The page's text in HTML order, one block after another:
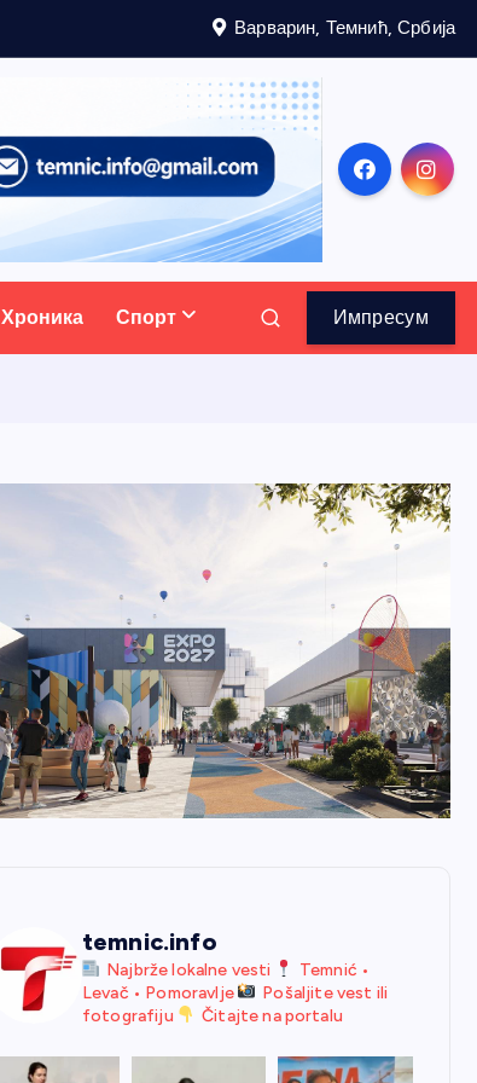
Варварин, Темнић, Србија
Хроника Спорт Импресум
temnic.info
Najbrže lokalne vesti
Temnić •
Levač • Pomoravlje
Pošaljite vest ili
fotografiju
Čitajte na portalu